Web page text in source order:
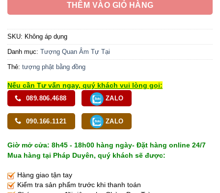
THÊM VÀO GIỎ HÀNG
SKU: Không áp dụng
Danh mục: Tượng Quan Âm Tự Tại
Thẻ: tượng phật bằng đồng
Nếu cần Tư vấn ngay, quý khách vui lòng gọi:
089.806.4688 ZALO
090.166.1121 ZALO
Giờ mở cửa: 8h45 - 18h00 hàng ngày- Đặt hàng online 24/7
Mua hàng tại Pháp Duyên, quý khách sẽ được:
Hàng giao tận tay
Kiểm tra sản phẩm trước khi thanh toán